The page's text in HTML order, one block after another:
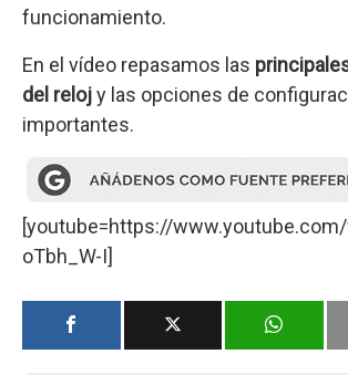
funcionamiento.
En el vídeo repasamos las
del relojy las opciones de
importantes.
[youtube=https://
oTbh_W-I]